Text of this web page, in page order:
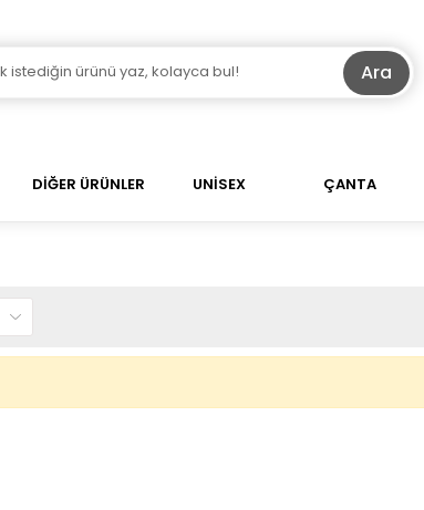
Ara
DİĞER ÜRÜNLER UNİSEX ÇANTA